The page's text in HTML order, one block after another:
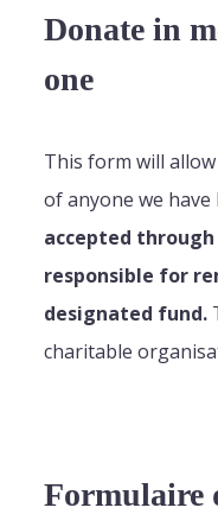
Donate in
one
This form will
of anyone we have
accepted
responsible for
designated fund.
charitable
Formulaire